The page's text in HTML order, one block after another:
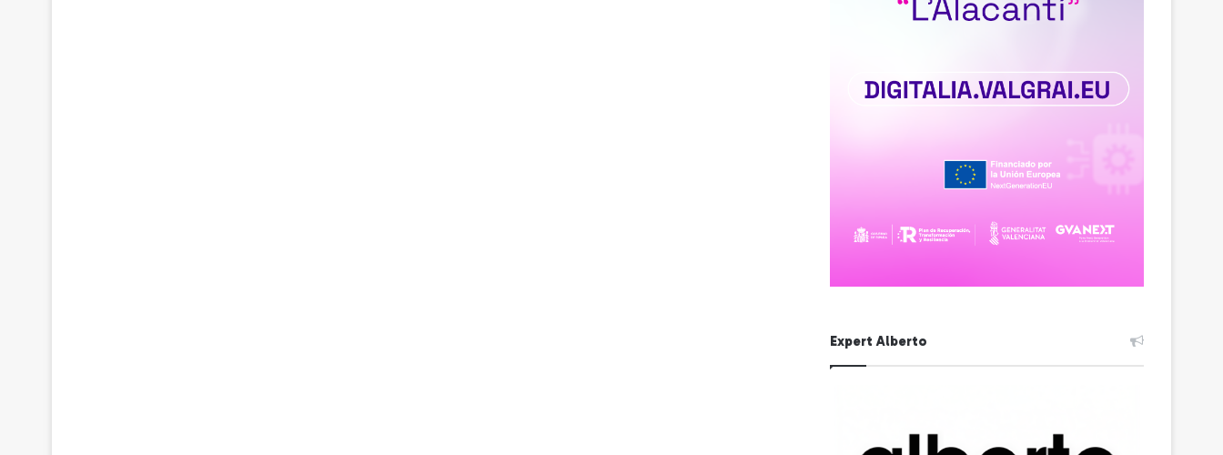
Expert Alberto